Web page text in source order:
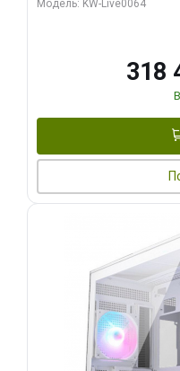
Модель: KW-Live0064
318